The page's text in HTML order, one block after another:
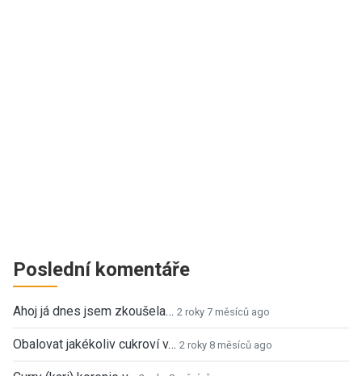
Poslední komentáře
Ahoj já dnes jsem zkoušela… 2 roky 7 měsíců ago
Obalovat jakékoliv cukroví v… 2 roky 8 měsíců ago